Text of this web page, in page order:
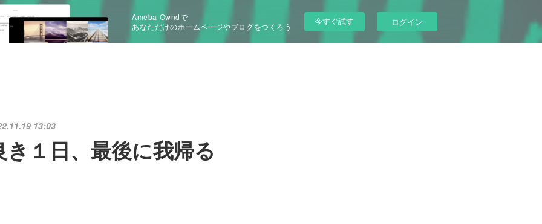
Ameba Owndで
あなただけのホームページやブログをつくろう
今すぐ試す ログイン
13:03
き１日、最後に我帰る